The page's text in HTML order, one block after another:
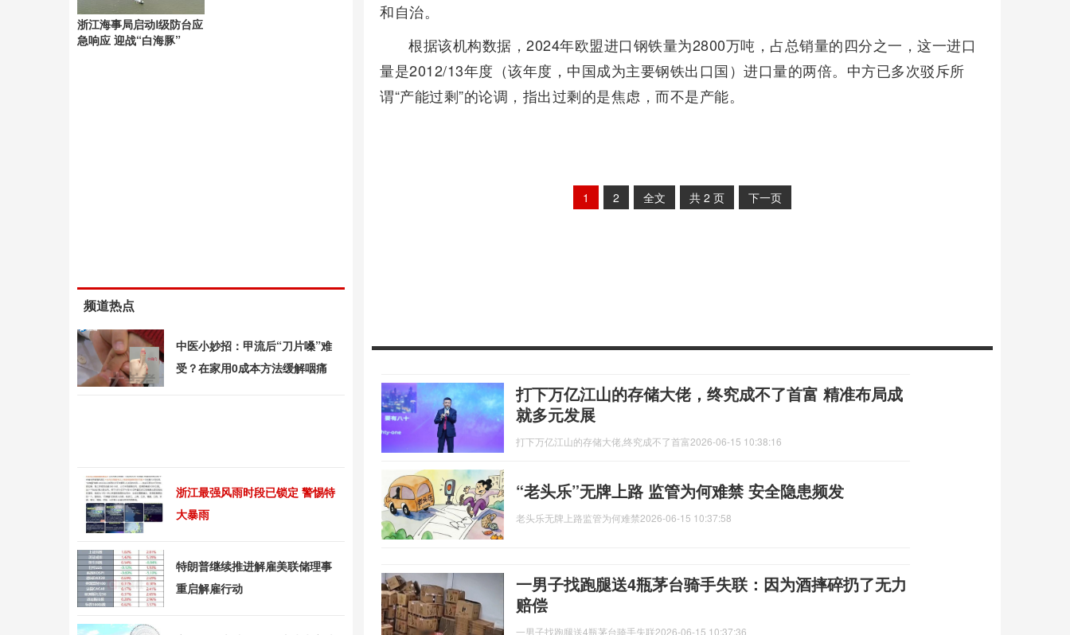
和自治。
根据该机构数据，2024年欧盟进口钢铁量为2800万吨，占总销量的四分之一，这一进口
量是2012/13年度（该年度，中国成为主要钢铁出口国）进口量的两倍。中方已多次驳斥所
谓“产能过剩”的论调，指出过剩的是焦虑，而不是产能。
1 2 全文 共 2 页 下一页
打下万亿江山的存储大佬，终究成不了首富 精准布局成
就多元发展
打下万亿江山的存储大佬,终究成不了首富2026-06-15 10:38:16
“老头乐”无牌上路 监管为何难禁 安全隐患频发
老头乐无牌上路监管为何难禁2026-06-15 10:37:58
一男子找跑腿送4瓶茅台骑手失联：因为酒摔碎扔了无力
赔偿
一男子找跑腿送4瓶茅台骑手失联2026-06-15 10:37:36
浙江海事局启动Ⅰ级防台应
急响应 迎战“白海豚”
频道热点
中医小妙招：甲流后“刀片嗓”难
受？在家用0成本方法缓解咽痛
浙江最强风雨时段已锁定 警惕特
大暴雨
特朗普继续推进解雇美联储理事
重启解雇行动